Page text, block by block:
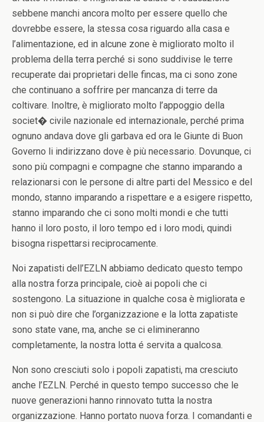
sebbene manchi ancora molto per essere quello che
dovrebbe essere, la stessa cosa riguardo alla casa e
l’alimentazione, ed in alcune zone è migliorato molto il
problema della terra perché si sono suddivise le terre
recuperate dai proprietari delle fincas, ma ci sono zone
che continuano a soffrire per mancanza di terre da
coltivare. Inoltre, è migliorato molto l’appoggio della
societ� civile nazionale ed internazionale, perché prima
ognuno andava dove gli garbava ed ora le Giunte di Buon
Governo li indirizzano dove è più necessario. Dovunque, ci
sono più compagni e compagne che stanno imparando a
relazionarsi con le persone di altre parti del Messico e del
mondo, stanno imparando a rispettare e a esigere rispetto,
stanno imparando che ci sono molti mondi e che tutti
hanno il loro posto, il loro tempo ed i loro modi, quindi
bisogna rispettarsi reciprocamente.
Noi zapatisti dell’EZLN abbiamo dedicato questo tempo
alla nostra forza principale, cioè ai popoli che ci
sostengono. La situazione in qualche cosa è migliorata e
non si può dire che l’organizzazione e la lotta zapatiste
sono state vane, ma, anche se ci elimineranno
completamente, la nostra lotta é servita a qualcosa.
Non sono cresciuti solo i popoli zapatisti, ma cresciuto
anche l’EZLN. Perché in questo tempo successo che le
nuove generazioni hanno rinnovato tutta la nostra
organizzazione. Hanno portato nuova forza. I comandanti e